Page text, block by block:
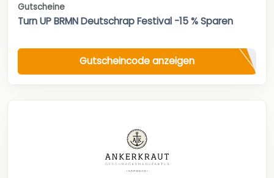
Gutscheine
Turn UP BRMN Deutschrap Festival -15 % Sparen
Gutscheincode anzeigen